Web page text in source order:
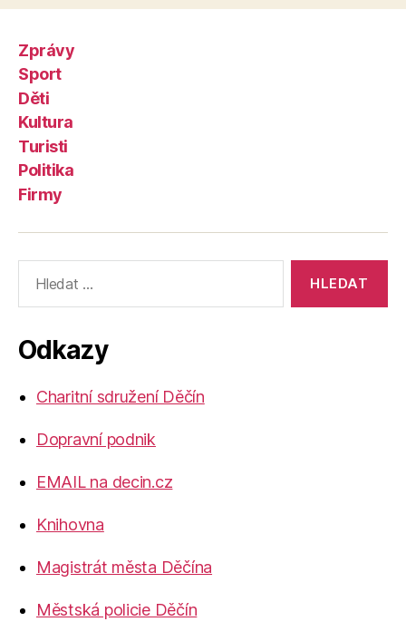
Zprávy
Sport
Děti
Kultura
Turisti
Politika
Firmy
vyhledávání:
Odkazy
Charitní sdružení Děčín
Dopravní podnik
EMAIL na decin.cz
Knihovna
Magistrát města Děčína
Městská policie Děčín